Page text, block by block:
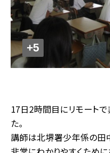
+5
17日2時間目にリモート
た。
講師は北堺署少年係の田